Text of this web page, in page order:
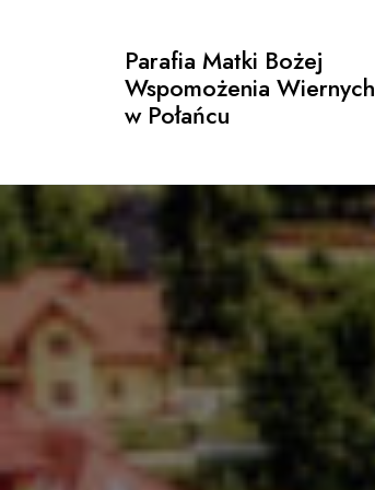
Parafia Matki Bożej
Wspomożenia Wiernych
w Połańcu